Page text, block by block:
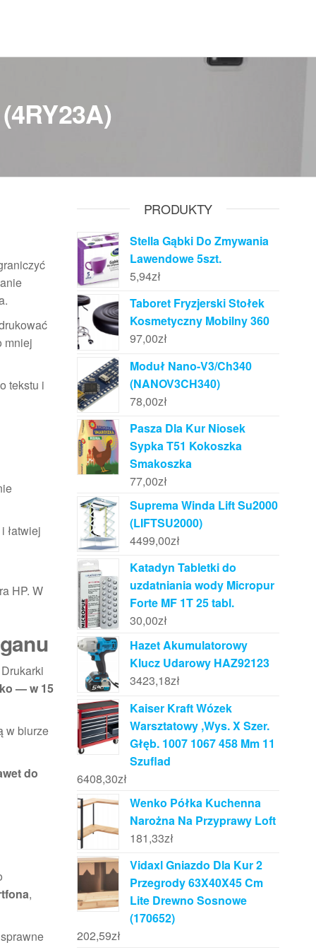
mniej
tekstu i
łatwiej
HP. W
— w 15
w biurze
do
,
PRODUKTY
Stella Gąbki Do Zmywania
Lawendowe 5szt.
5,94zł
Taboret Fryzjerski Stołek
Kosmetyczny Mobilny 360
97,00zł
Moduł Nano-V3/Ch340
(NANOV3CH340)
78,00zł
Pasza Dla Kur Niosek
Sypka T51 Kokoszka
Smakoszka
77,00zł
Suprema Winda Lift Su2000
(LIFTSU2000)
4499,00zł
Katadyn Tabletki do
uzdatniania wody Micropur
Forte MF 1T 25 tabl.
30,00zł
Hazet Akumulatorowy
Klucz Udarowy HAZ92123
3423,18zł
Kaiser Kraft Wózek
Warsztatowy ,Wys. X Szer.
Głęb. 1007 1067 458 Mm 11
Szuflad
6408,30zł
Wenko Półka Kuchenna
Narożna Na Przyprawy Loft
181,33zł
Vidaxl Gniazdo Dla Kur 2
Przegrody 63X40X45 Cm
Lite Drewno Sosnowe
(170652)
202,59zł